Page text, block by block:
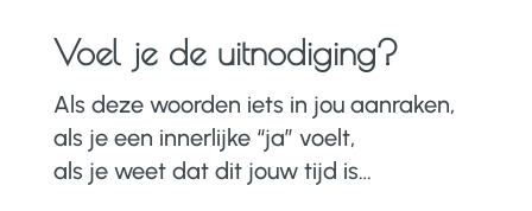
Voel je de uitnodiging?
Als deze woorden iets in jou aanraken,
als je een innerlijke “ja” voelt,
als je weet dat dit jouw tijd is…